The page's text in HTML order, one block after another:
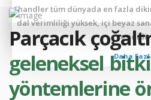
topraklara dayanıklı, aşılandığı
vermesini sağlayan
Daha
Chandler tüm dünyada en fazla
dal verimliliği yüksek, içi beyaz
Daha
Parçacık
geleneksel
yöntemlerine